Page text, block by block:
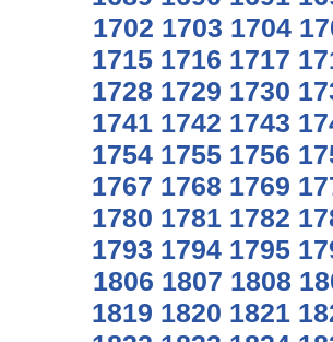
1702 1703 1704
1715 1716 1717
1728 1729 1730
1741 1742 1743
1754 1755 1756
1767 1768 1769
1780 1781 1782
1793 1794 1795
1806 1807 1808
1819 1820 1821